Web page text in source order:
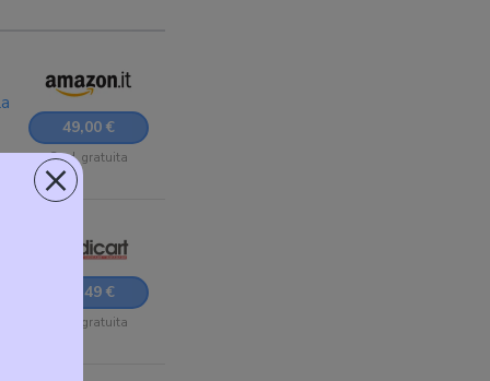
49,00 €
Sped. gratuita
60,49 €
Sped. gratuita
×